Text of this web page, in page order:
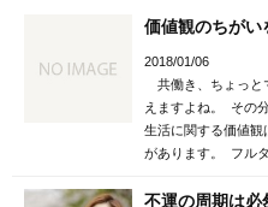
価値観のちが
2018/01/06
共働き、ちょっと
えますよね。 その
生活に関する価値観
があります。 フル
不運の周期は必